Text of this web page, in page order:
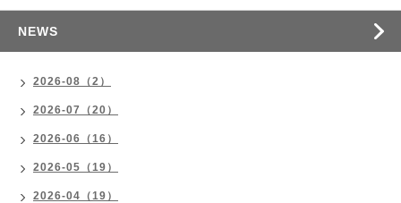
NEWS
2026-08（2）
2026-07（20）
2026-06（16）
2026-05（19）
2026-04（19）